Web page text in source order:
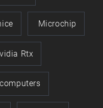
Microchip
Rtx